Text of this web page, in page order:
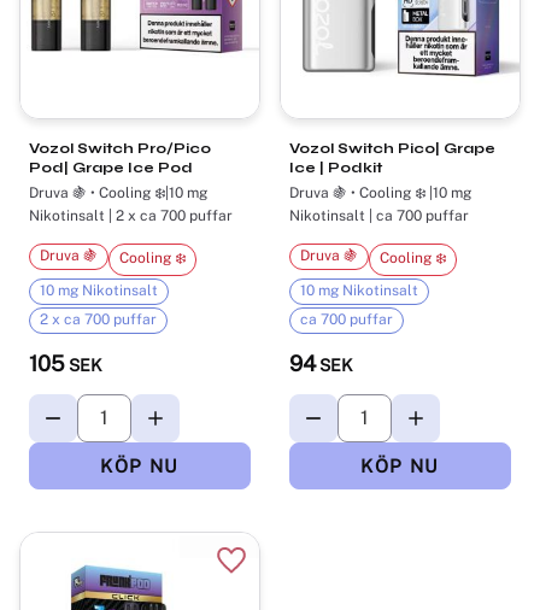
Vozol Switch Pro/Pico
Pod| Grape Ice Pod
Druva 🍇 • Cooling ❄️|10 mg
Nikotinsalt | 2 x ca 700 puffar
105 SEK
Druva 🍇
Cooling ❄️
10 mg Nikotinsalt
2 x ca 700 puffar
Vozol Switch Pico| Grape
Ice | Podkit
Druva 🍇 • Cooling ❄️ |10 mg
Nikotinsalt | ca 700 puffar
94SEK
Druva 🍇
Cooling ❄️
10 mg Nikotinsalt
ca 700 puffar
Lägg till i favoriter